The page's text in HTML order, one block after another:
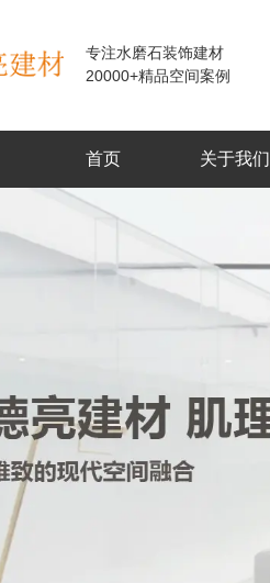
专注水磨石装饰建材
20000+精品空间案例
首页 关于我们